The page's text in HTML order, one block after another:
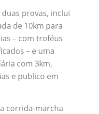
provas, inclui
de 10km para
– com troféus
– e uma
com 3km,
e publico em
corrida-marcha